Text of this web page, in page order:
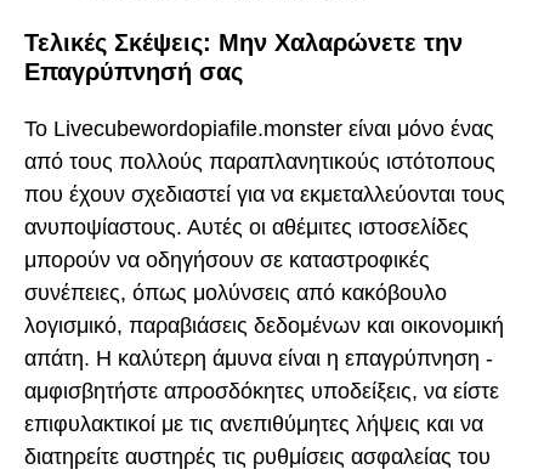
Τελικές Σκέψεις: Μην Χαλαρώνετε την
Επαγρύπνησή σας
Το Livecubewordopiafile.monster είναι μόνο ένας
από τους πολλούς παραπλανητικούς ιστότοπους
που έχουν σχεδιαστεί για να εκμεταλλεύονται τους
ανυποψίαστους. Αυτές οι αθέμιτες ιστοσελίδες
μπορούν να οδηγήσουν σε καταστροφικές
συνέπειες, όπως μολύνσεις από κακόβουλο
λογισμικό, παραβιάσεις δεδομένων και οικονομική
απάτη. Η καλύτερη άμυνα είναι η επαγρύπνηση -
αμφισβητήστε απροσδόκητες υποδείξεις, να είστε
επιφυλακτικοί με τις ανεπιθύμητες λήψεις και να
διατηρείτε αυστηρές τις ρυθμίσεις ασφαλείας του